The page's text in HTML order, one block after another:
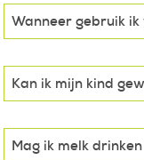
Wanneer gebruik
Kan ik mijn kind
Mag ik melk